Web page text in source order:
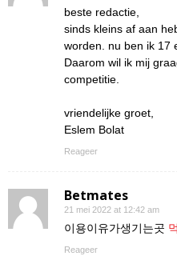
beste redactie,
sinds kleins af aan
worden. nu ben ik 17
Daarom wil ik mij
competitie.
vriendelijke groet,
Eslem Bolat
Reageer
Betmates
21 mei 2022 at 12:42 am
이용이유가생기는곳
Reageer